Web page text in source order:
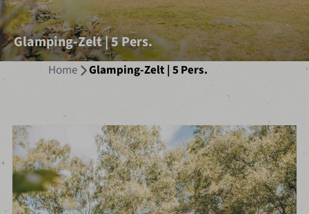
Glamping-Zelt | 5 Pers.
Home Glamping-Zelt | 5 Pers.